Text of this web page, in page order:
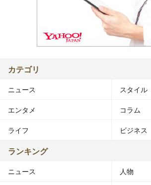
カテゴリ
ニュース スタイル
エンタメ コラム
ライフ ビジネス
ランキング
ニュース 人物